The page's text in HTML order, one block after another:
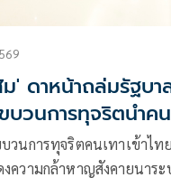
ม' ดาหน้าถล่มรัฐบ
บวนการทุจริตนำคน
วนการทุจริตคนเทาเข้าไท
ความกล้าหาญสังคายนาร